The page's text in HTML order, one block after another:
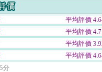
平均評價
平均評價
平均評價
平均評價
分